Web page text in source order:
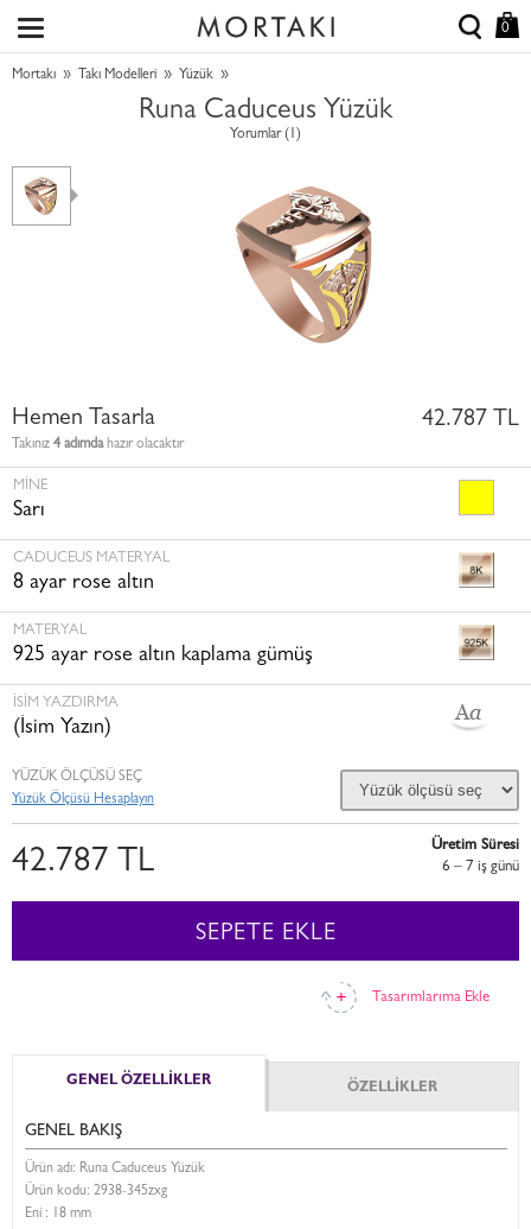
0
Mortakı » Takı Modelleri » Yüzük »
Runa Caduceus Yüzük
Yorumlar (1)
Hemen Tasarla
Takınız 4 adımdahazır olacaktır
42.787 TL
MINE
Sarı
CADUCEUS MATERYAL
8 ayar rose altın
MATERYAL
925 ayar rose altın kaplama gümüş
İSİM YAZDIRMA
(İsim Yazın)
Tasarımlarıma Ekle
YÜZÜK ÖLÇÜSÜ SEÇ
Yüzük Ölçüsü Hesaplayın
42.787 TL
Üretim Süresi
6 – 7 i̇ş günü
SEPETE EKLE
GENEL ÖZELLİKLER ÖZELLİKLER
GENEL BAKIŞ
Ürün adı: Runa Caduceus Yüzük
Ürün kodu: 2938-345zxg
Eni : 18 mm